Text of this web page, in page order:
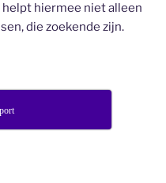
helpt hiermee niet alleen
die zoekende zijn.